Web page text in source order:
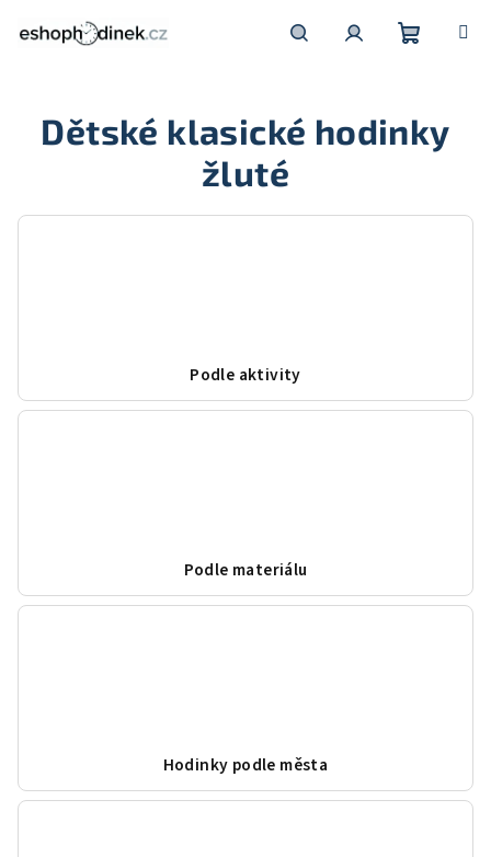
košík
Dětské klasické hodinky
žluté
Podle aktivity
Podle materiálu
Hodinky podle města